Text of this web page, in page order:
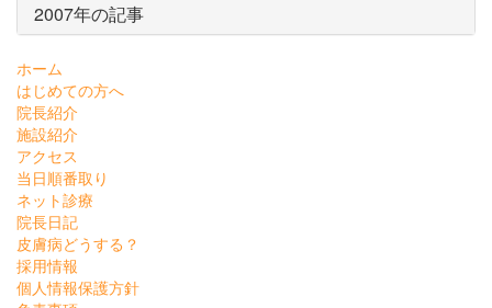
2007年の記事
ホーム
はじめての方へ
院長紹介
施設紹介
アクセス
当日順番取り
ネット診療
院長日記
皮膚病どうする？
採用情報
個人情報保護方針